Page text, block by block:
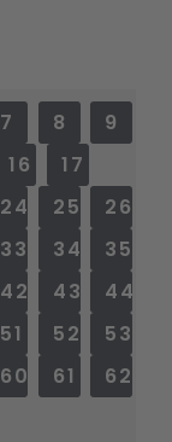
7 8
9
16
17
24 25
26
33 34
35
42 43
44
51 52
53
60 61
62